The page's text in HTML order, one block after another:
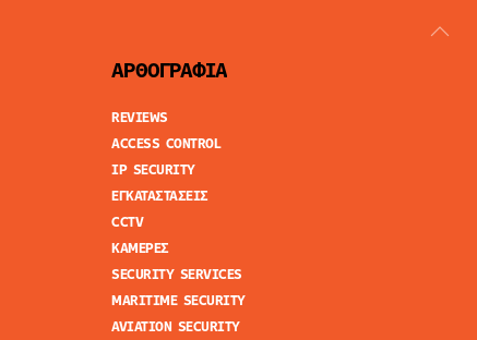
ΑΡΘΟΓΡΑΦΙΑ
REVIEWS
ACCESS CONTROL
IP SECURITY
ΕΓΚΑΤΑΣΤΑΣΕΙΣ
CCTV
ΚΑΜΕΡΕΣ
SECURITY SERVICES
MARITIME SECURITY
AVIATION SECURITY